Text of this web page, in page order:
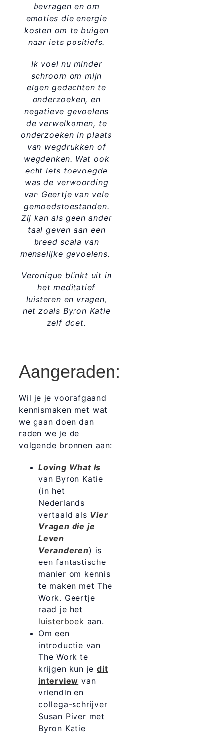
bevragen en om
emoties die energie
kosten om te buigen
naar iets positiefs.
Ik voel nu minder
schroom om mijn
eigen gedachten te
onderzoeken, en
negatieve gevoelens
de verwelkomen, te
onderzoeken in plaats
van wegdrukken of
wegdenken. Wat ook
echt iets toevoegde
was de verwoording
van Geertje van vele
gemoedstoestanden.
Zij kan als geen ander
taal geven aan een
breed scala van
menselijke gevoelens.
Veronique blinkt uit in
het meditatief
luisteren en vragen,
net zoals Byron Katie
zelf doet.
Aangeraden:
Wil je je voorafgaand
kennismaken met wat
we gaan doen dan
raden we je de
volgende bronnen aan:
Loving What Is
van Byron Katie
(in het
Nederlands
vertaald als Vier
Vragen die je
Leven
Veranderen) is
een fantastische
manier om kennis
te maken met The
Work. Geertje
raad je het
luisterboek aan.
Om een
introductie van
The Work te
krijgen kun jedit
interview van
vriendin en
collega-schrijver
Susan Piver met
Byron Katie